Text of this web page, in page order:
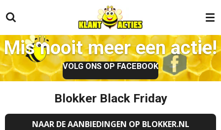
direct
naar
de
hoofdinhoud
Mis nooit meer een actie!
VOLG ONS OP FACEBOOK
Blokker Black Friday
NAAR DE AANBIEDINGEN OP BLOKKER.NL